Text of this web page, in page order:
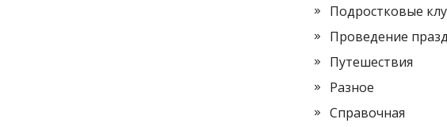
Подростковые
Проведение
Путешествия
Разное
Справочная